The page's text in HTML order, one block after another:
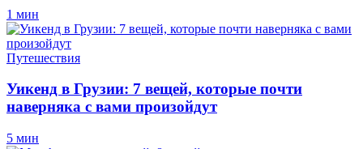
1 мин
Путешествия
Уикенд в Грузии: 7 вещей, которые почти
наверняка с вами произойдут
5 мин